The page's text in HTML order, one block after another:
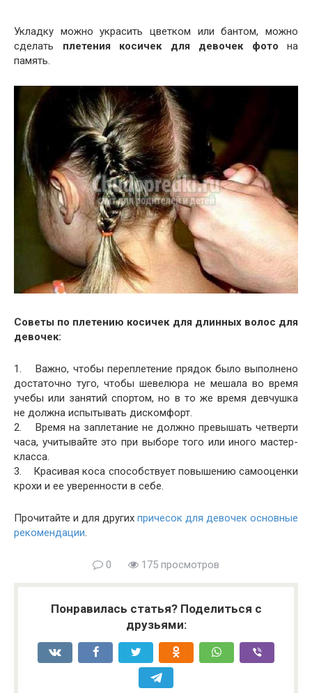
Укладку можно украсить цветком или бантом, можно
сделать плетения косичек для девочек фото на
память.
Советы по плетению косичек для длинных волос для
девочек:
1. Важно, чтобы переплетение прядок было выполнено
достаточно туго, чтобы шевелюра не мешала во время
учебы или занятий спортом, но в то же время девчушка
не должна испытывать дискомфорт.
2. Время на заплетание не должно превышать четверти
часа, учитывайте это при выборе того или иного мастер-
класса.
3. Красивая коса способствует повышению самооценки
крохи и ее уверенности в себе.
Прочитайте и для других причесок для девочек основные
рекомендации.
0 175 просмотров
Понравилась статья? Поделиться с
друзьями: